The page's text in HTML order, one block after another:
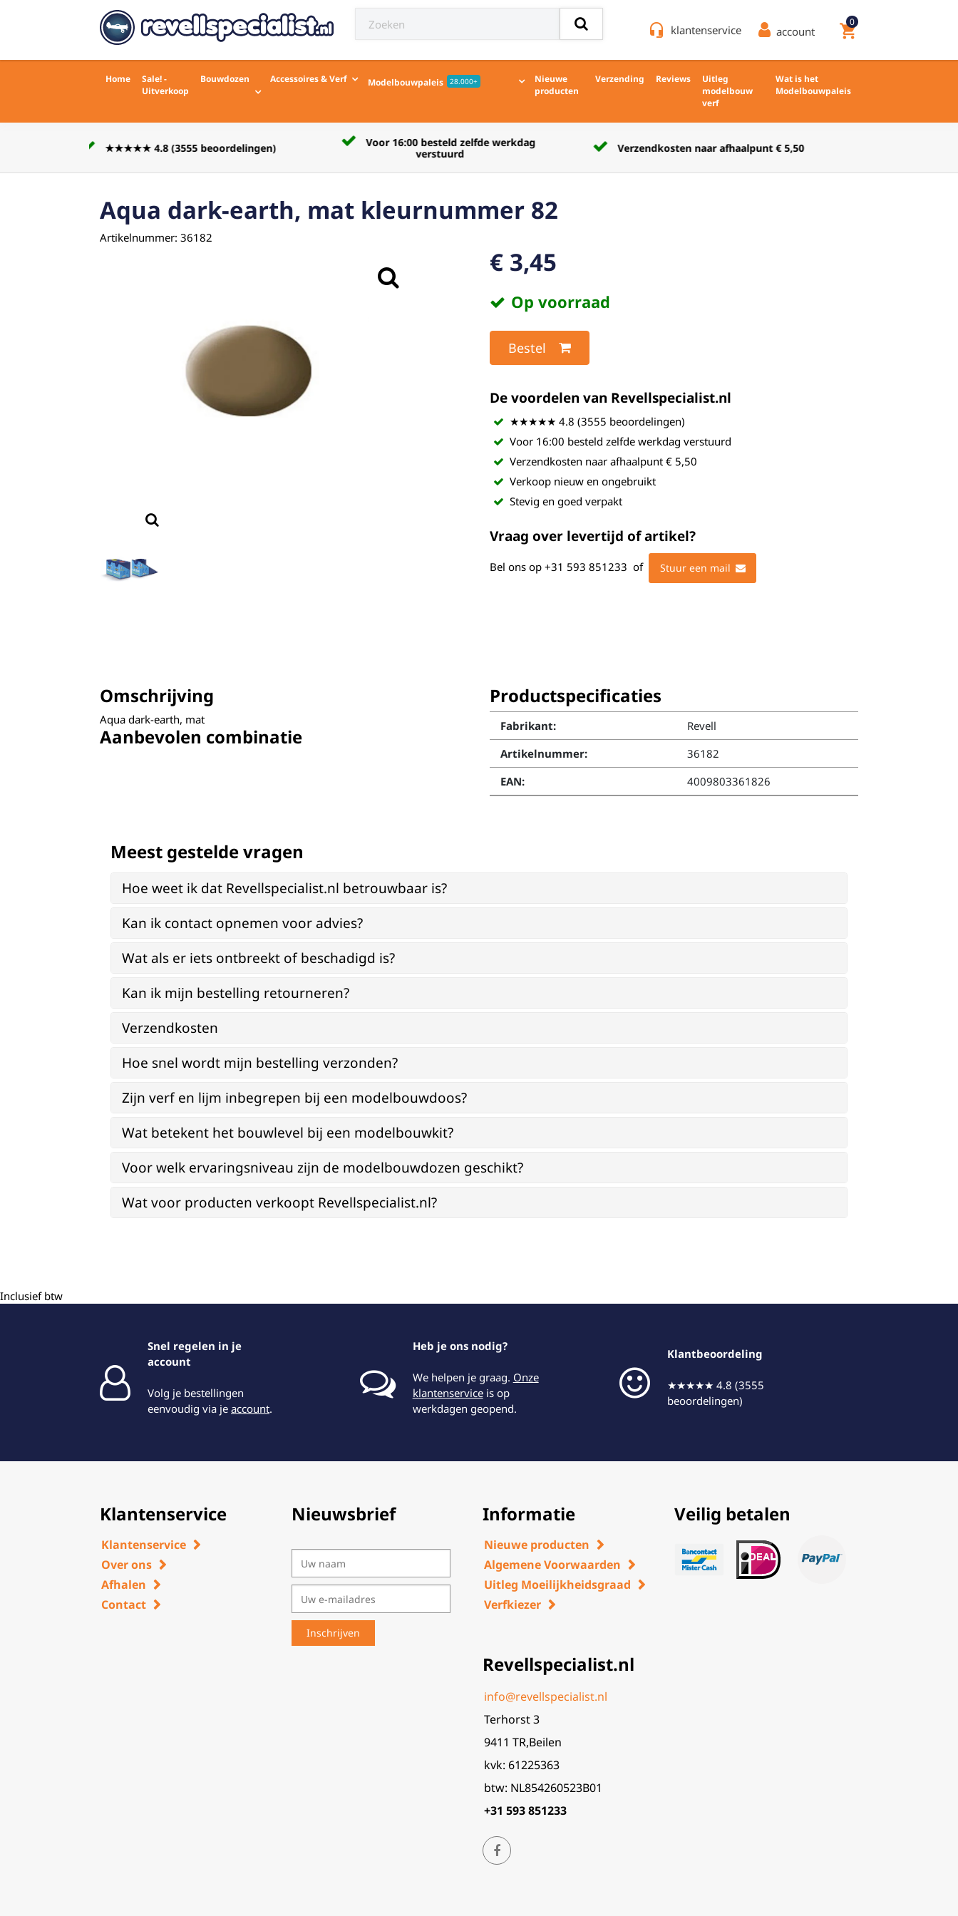
headset_mic klantenservice account shopping_cart
0
Home
Sale! -
Uitverkoop
Bouwdozen Accessoires & Verf Modelbouwpaleis 28.000+
Nieuwe
producten
Verzending Reviews
Uitleg
modelbouw
verf
Wat is het
Modelbouwpaleis
Voor 16:00 besteld zelfde werkdag
verstuurd
Verzendkosten naar afhaalpunt € 5,50 Verkoop nieuw en ongebruikt
Aqua dark-earth, mat kleurnummer 82
Artikelnummer: 36182
€ 3,45
Op voorraad
Bestel
De voordelen van Revellspecialist.nl
★★★★★ 4.8 (3555 beoordelingen)
Voor 16:00 besteld zelfde werkdag verstuurd
Verzendkosten naar afhaalpunt € 5,50
Verkoop nieuw en ongebruikt
Stevig en goed verpakt
Vraag over levertijd of artikel?
Bel ons op +31 593 851233 of Stuur een mail
Omschrijving
Aqua dark-earth, mat
Aanbevolen combinatie
Productspecificaties
Fabrikant:
Revell
Artikelnummer:
36182
EAN:
4009803361826
Meest gestelde vragen
Hoe weet ik dat Revellspecialist.nl betrouwbaar is?
Kan ik contact opnemen voor advies?
Wat als er iets ontbreekt of beschadigd is?
Kan ik mijn bestelling retourneren?
Verzendkosten
Hoe snel wordt mijn bestelling verzonden?
Zijn verf en lijm inbegrepen bij een modelbouwdoos?
Wat betekent het bouwlevel bij een modelbouwkit?
Voor welk ervaringsniveau zijn de modelbouwdozen geschikt?
Wat voor producten verkoopt Revellspecialist.nl?
Inclusief btw
Snel regelen in je
account
Volg je bestellingen
eenvoudig via je account.
Heb je ons nodig?
We helpen je graag. Onze
klantenserviceis op
werkdagen geopend.
Klantbeoordeling
★★★★★ 4.8 (3555
beoordelingen)
Klantenservice
Klantenservice
Over ons
Afhalen
Contact
Nieuwsbrief Informatie
Nieuwe producten
Algemene Voorwaarden
Uitleg Moeilijkheidsgraad
Verfkiezer
Revellspecialist.nl
info@revellspecialist.nl
Terhorst 3
9411 TR,Beilen
kvk: 61225363
btw: NL854260523B01
+31 593 851233
Veilig betalen